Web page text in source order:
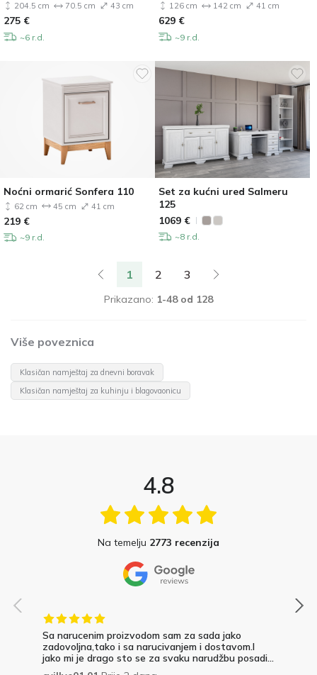
204.5 cm 70.5 cm 43 cm
275 €
~6 r.d.
126 cm 142 cm 41 cm
629 €
~9 r.d.
Noćni ormarić Sonfera 110
62 cm 45 cm 41 cm
219 €
~9 r.d.
Set za kućni ured Salmeru
125
1069 €
~8 r.d.
Prikazano: 1-48 od 128
1 2 3
Više poveznica
Klasičan namještaj za dnevni boravak
Klasičan namještaj za kuhinju i blagovaonicu
4.8
Na temelju 2773 recenzija
Sa narucenim proizvodom sam za sada jako
zadovoljna,tako i sa narucivanjem i dostavom.I
jako mi je drago sto se za svaku narudžbu posadi...